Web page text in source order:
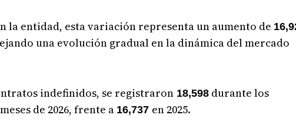
la entidad, esta variación representa un aumento de
una evolución gradual en la dinámica del mercado
indefinidos, se registraron18,598durante los
de 2026, frente a 16,737 en 2025.